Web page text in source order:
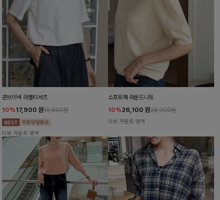
콘브이넥 라벨티셔츠
10%17,900 원19,800원
리뷰 카운트 영역
소프트해 라운드니트
10%26,100 원28,900원
리뷰 카운트 영역